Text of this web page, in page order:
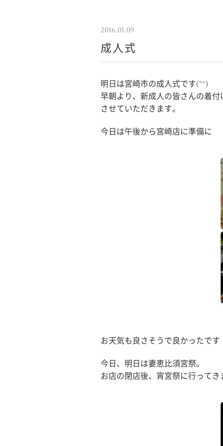
2016.01.09
成人式
明日は宮崎市の成人式です(^^)
早朝より、新成人の皆さんの着付
させていただきます。
今日は午後から宮崎店に準備に
お天気も良さそうで良かったです
今日、明日は妻恵比須宮祭。
お店の閉店後、宵宮祭に行ってき